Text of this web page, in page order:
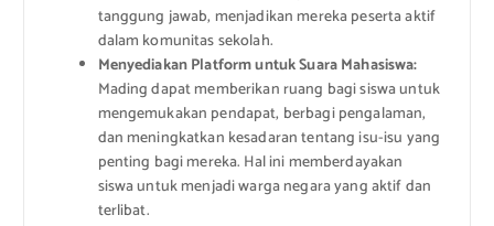
tanggung jawab, menjadikan mereka peserta aktif
dalam komunitas sekolah.
Menyediakan Platform untuk Suara Mahasiswa:
Mading dapat memberikan ruang bagi siswa untuk
mengemukakan pendapat, berbagi pengalaman,
dan meningkatkan kesadaran tentang isu-isu yang
penting bagi mereka. Hal ini memberdayakan
siswa untuk menjadi warga negara yang aktif dan
terlibat.